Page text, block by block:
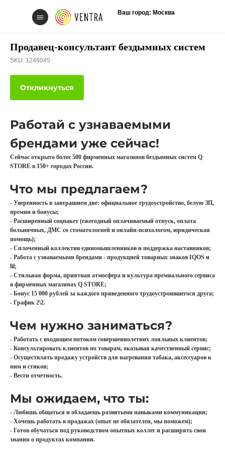
Ваш город: Москва
Продавец-консультант бездымных систем
SKU: 1246045
Откликнуться
Работай с узнаваемыми
брендами уже сейчас!
Сейчас открыто более 500 фирменных магазинов бездымных систем Q
STORE в 150+ городах России.
Что мы предлагаем?
- Уверенность в завтрашнем дне: официальное трудоустройство, белую ЗП,
премии и бонусы;
- Расширенный соцпакет (ежегодный оплачиваемый отпуск, оплата
больничных, ДМС со стоматологией и онлайн-психологом, юридическая
помощь);
- Сплоченный коллектив единомышленников и поддержка наставников;
- Работа с узнаваемыми брендами - продукцией товарных знаков IQOS и
lil;
- Стильная форма, приятная атмосфера и культура премиального сервиса
в фирменных магазинах Q STORE;
- Бонус 15 000 рублей за каждого приведенного трудоустроившегося друга;
- График 2\2.
Чем нужно заниматься?
- Работать с входящим потоком совершеннолетних лояльных клиентов;
- Консультировать клиентов по товарам, оказывая качественный сервис;
- Осуществлять продажу устройств для нагревания табака, аксессуаров к
ним и стиков;
- Вести отчетность.
Мы ожидаем, что ты:
- Любишь общаться и обладаешь развитыми навыками коммуникации;
- Хочешь работать в продажах (опыт не обязателен, мы поможем);
- Готов обучаться под руководством опытных коллег и расширять свои
знания о продуктах компании.